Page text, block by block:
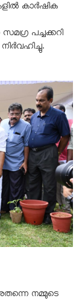
കാർഷിക
പച്ചക്കറി
നമ്മുടെ